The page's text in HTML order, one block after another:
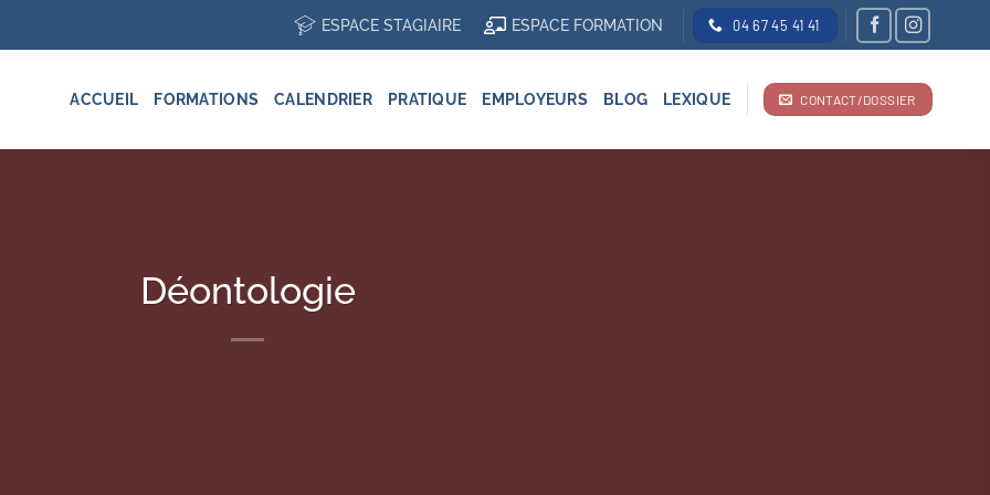
ESPACE STAGIAIRE ESPACE FORMATION 04 67 45 41 41
ACCUEIL FORMATIONS CALENDRIER PRATIQUE EMPLOYEURS BLOG LEXIQUE CONTACT/DOSSIER
Déontologie